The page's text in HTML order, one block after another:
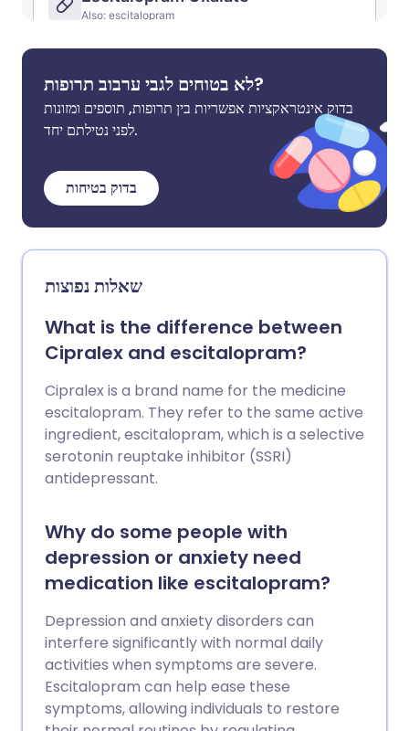
לא בטוחים לגבי ערבוב תרופות?
בדוק אינטראקציות אפשריות בין תרופות, תוספים ומזונות
לפני נטילתם יחד.
בדוק בטיחות
שאלות נפוצות
What is the difference between
Cipralex and escitalopram?
Cipralex is a brand name for the medicine
escitalopram. They refer to the same active
ingredient, escitalopram, which is a selective
serotonin reuptake inhibitor (SSRI)
antidepressant.
Why do some people with
depression or anxiety need
medication like escitalopram?
Depression and anxiety disorders can
interfere significantly with normal daily
activities when symptoms are severe.
Escitalopram can help ease these
symptoms, allowing individuals to restore